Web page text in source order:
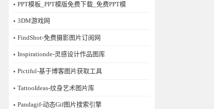
PPT模板_PPT模版免费下载_免费PPT模
3DM游戏网
FindShot-免费摄影图片订阅网
Inspirationde-灵感设计作品图库
Pictiful-基于博客图片获取工具
TattooIdeas-纹身艺术图片库
Pandagif-动态Gif图片搜索引擎